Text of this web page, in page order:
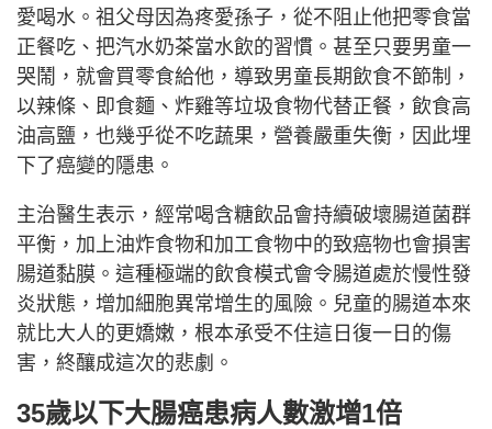
愛喝水。祖父母因為疼愛孫子，從不阻止他把零食當
正餐吃、把汽水奶茶當水飲的習慣。甚至只要男童一
哭鬧，就會買零食給他，導致男童長期飲食不節制，
以辣條、即食麵、炸雞等垃圾食物代替正餐，飲食高
油高鹽，也幾乎從不吃蔬果，營養嚴重失衡，因此埋
下了癌變的隱患。
主治醫生表示，經常喝含糖飲品會持續破壞腸道菌群
平衡，加上油炸食物和加工食物中的致癌物也會損害
腸道黏膜。這種極端的飲食模式會令腸道處於慢性發
炎狀態，增加細胞異常增生的風險。兒童的腸道本來
就比大人的更嬌嫩，根本承受不住這日復一日的傷
害，終釀成這次的悲劇。
35歲以下大腸癌患病人數激增1倍